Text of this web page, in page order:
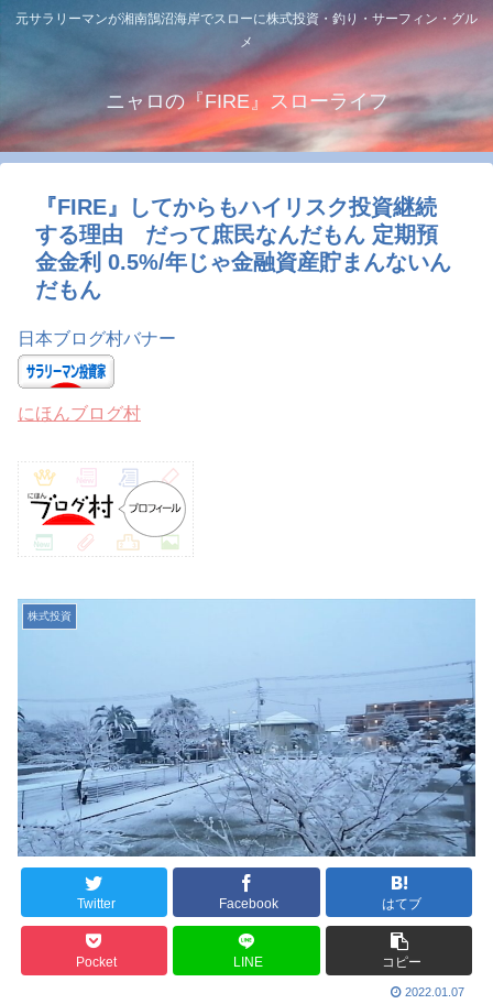
元サラリーマンが湘南鵠沼海岸でスローに株式投資・釣り・サーフィン・グル
メ
ニャロの『FIRE』スローライフ
『FIRE』してからもハイリスク投資継続
する理由 だって庶民なんだもん 定期預
金金利 0.5%/年じゃ金融資産貯まんないん
だもん
日本ブログ村バナー
にほんブログ村
株式投資
Twitter Facebook はてブ
Pocket LINE コピー
2022.01.07